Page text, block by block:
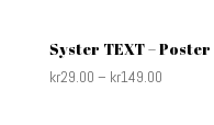
Syster TEXT – Poster
kr29.00 – kr149.00